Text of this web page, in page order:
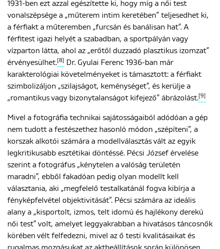
1931-ben ezt azzal egészítette ki, hogy míg a női test
vonalszépsége a „műterem intim keretében” teljesedhet ki,
a férfiakt a műteremben „furcsán és banálisan hat”. A
férfitest igazi helyét a szabadban, a sportpályán vagy
vízparton látta, ahol az „erőtől duzzadó plasztikus izomzat”
érvényesülhet. [8]
Dr. Gyulai Ferenc 1936-ban már
karakterológiai követelményeket is támasztott: a férfiakt
szimbolizáljon „szilajságot, keménységet”, és kerülje a
„romantikus vagy bizonytalanságot kifejező” ábrázolást. [9]
Mivel a fotográfia technikai sajátosságaiból adódóan a gép
nem tudott a festészethez hasonló módon „szépíteni”, a
korszak alkotói számára a modellválasztás vált az egyik
legkritikusabb esztétikai döntéssé. Pécsi József érvelése
szerint a fotográfus „kénytelen a valóság területén
maradni”, ebből fakadóan pedig olyan modellt kell
választania, aki „megfelelő testalkatánál fogva kibírja a
fényképfelvétel objektivitását”. Pécsi számára az ideális
alany a „kisportolt, izmos, telt idomú és hajlékony derekú
női test” volt, amelyet leggyakrabban a hivatásos táncosnők
körében vélt felfedezni, mivel az ő testi kvalitásaikat és